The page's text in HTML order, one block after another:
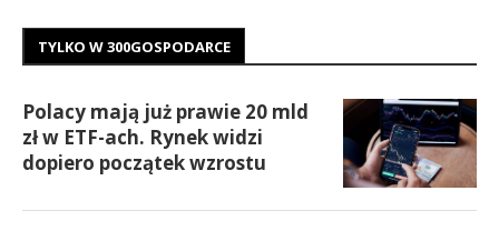
TYLKO W 300GOSPODARCE
Polacy mają już prawie 20 mld
zł w ETF-ach. Rynek widzi
dopiero początek wzrostu